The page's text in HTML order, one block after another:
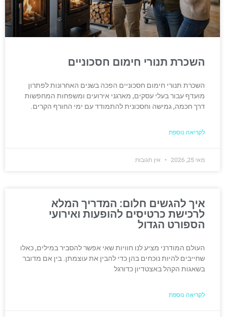
השכרת תנורי חימום חסכוניים
השכרת תנורי חימום חסכוניים הפכה בשנים האחרונות לפתרון
מועדף עבור בעלי עסקים, מארגני אירועים ומשפחות המחפשות
דרך חכמה, גמישה וחסכונית להתמודד עם ימי החורף הקרים.
לקריאה נוספת
מאי 25, 2026 אין תגובות
איך להגשים חלום: המדריך המלא
לרכישת כרטיסים להופעות ואירועי
הספורט הגדול
העולם המודרני מציע לנו חוויות שאי אפשר להסביר במילים, כאלו
שחייבים להיות נוכחים בהן כדי להבין את עוצמתן. בין אם מדובר
בשאגות הקהל באצטדיון כדורגל
לקריאה נוספת